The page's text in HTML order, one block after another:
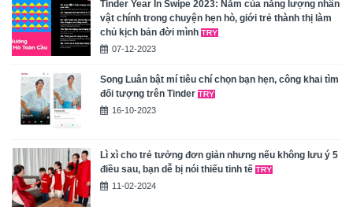
Tinder Year In Swipe 2023: Năm của năng lượng nhân
vật chính trong chuyện hẹn hò, giới trẻ thành thị làm
chủ kịch bản đời mình
07-12-2023
Song Luân bật mí tiêu chí chọn bạn hẹn, công khai tìm
đối tượng trên Tinder
16-10-2023
Lì xì cho trẻ tưởng đơn giản nhưng nếu không lưu ý 5
điều sau, bạn dễ bị nói thiếu tinh tế
11-02-2024